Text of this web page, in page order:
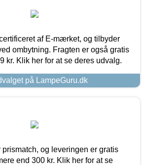
af E-mærket, og tilbyder
ombytning. Fragten er også gratis
kr. Klik her for at se deres udvalg.
på LampeGuru.dk
prismatch, og leveringen er gratis
end 300 kr. Klik her for at se